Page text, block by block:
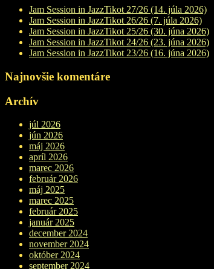
Jam Session in JazzTikot 27/26 (14. júla 2026)
Jam Session in JazzTikot 26/26 (7. júla 2026)
Jam Session in JazzTikot 25/26 (30. júna 2026)
Jam Session in JazzTikot 24/26 (23. júna 2026)
Jam Session in JazzTikot 23/26 (16. júna 2026)
Najnovšie komentáre
Archív
júl 2026
jún 2026
máj 2026
apríl 2026
marec 2026
február 2026
máj 2025
marec 2025
február 2025
január 2025
december 2024
november 2024
október 2024
september 2024